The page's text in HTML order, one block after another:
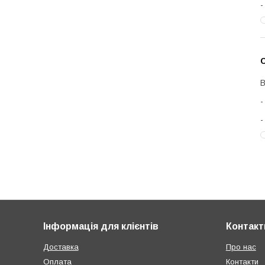
Інформація для клієнтів
Доставка
Оплата
Про нас
Контакти